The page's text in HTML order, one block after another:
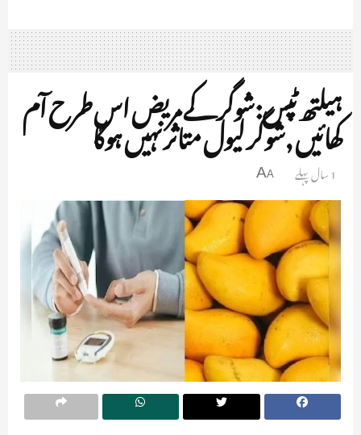
ہیلتھ ٹپس:شوگر کے مریض اس طرح آم
کھائیں ,شوگر لیول متاثر نہیں ہوگا
1 سال پہلے A
A